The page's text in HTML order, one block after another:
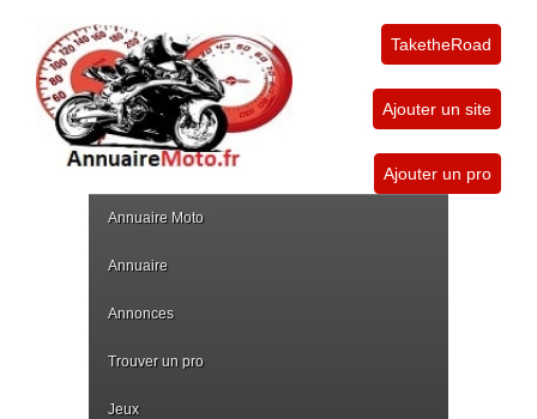
TaketheRoad
Ajouter un site
Ajouter un pro
Annuaire Moto
Annuaire
Annonces
Trouver un pro
Jeux